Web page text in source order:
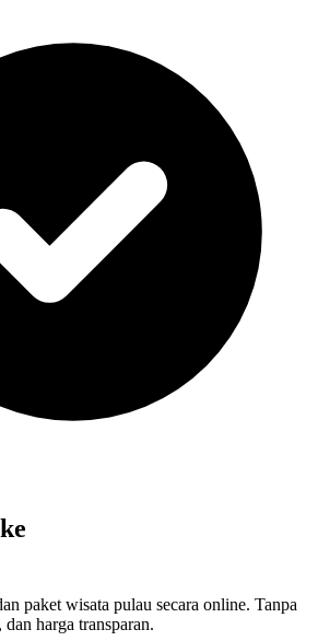
paket wisata pulau secara online. Tanpa
harga transparan.